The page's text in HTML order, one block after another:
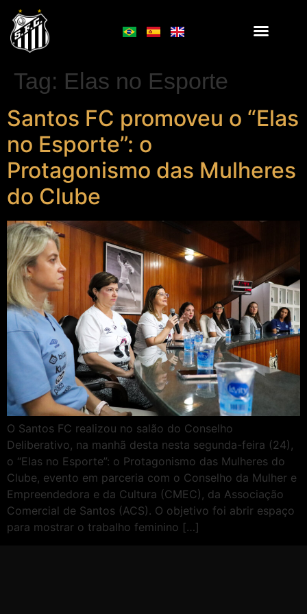
Tag: Elas no Esporte
Santos FC promoveu o “Elas
no Esporte”: o
Protagonismo das Mulheres
do Clube
O Santos FC realizou no salão do Conselho
Deliberativo, na manhã desta nesta segunda-feira (24),
o “Elas no Esporte”: o Protagonismo das Mulheres do
Clube, evento em parceria com o Conselho da Mulher e
Empreendedora e da Cultura (CMEC), da Associação
Comercial de Santos (ACS). O objetivo foi abrir espaço
para mostrar o trabalho feminino […]